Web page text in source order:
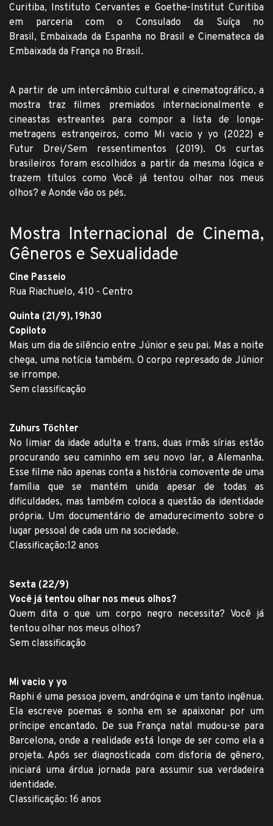
Curitiba, Instituto Cervantes e Goethe-Institut Curitiba
em parceria com o Consulado da Suíça no
Brasil, Embaixada da Espanha no Brasil e Cinemateca da
Embaixada da França no Brasil.
A partir de um intercâmbio cultural e cinematográfico, a
mostra traz filmes premiados internacionalmente e
cineastas estreantes para compor a lista de longa-
metragens estrangeiros, como Mi vacio y yo (2022) e
Futur Drei/Sem ressentimentos (2019). Os curtas
brasileiros foram escolhidos a partir da mesma lógica e
trazem títulos como Você já tentou olhar nos meus
olhos? e Aonde vão os pés.
Mostra Internacional de Cinema,
Gêneros e Sexualidade
Cine Passeio
Rua Riachuelo, 410 - Centro
Quinta (21/9), 19h30
Copiloto
Mais um dia de silêncio entre Júnior e seu pai. Mas a noite
chega, uma notícia também. O corpo represado de Júnior
se irrompe.
Sem classificação
Zuhurs Töchter
No limiar da idade adulta e trans, duas irmãs sírias estão
procurando seu caminho em seu novo lar, a Alemanha.
Esse filme não apenas conta a história comovente de uma
família que se mantém unida apesar de todas as
dificuldades, mas também coloca a questão da identidade
própria. Um documentário de amadurecimento sobre o
lugar pessoal de cada um na sociedade.
Classificação:12 anos
Sexta (22/9)
Você já tentou olhar nos meus olhos?
Quem dita o que um corpo negro necessita? Você já
tentou olhar nos meus olhos?
Sem classificação
Mi vacio y yo
Raphi é uma pessoa jovem, andrógina e um tanto ingênua.
Ela escreve poemas e sonha em se apaixonar por um
príncipe encantado. De sua França natal mudou-se para
Barcelona, onde a realidade está longe de ser como ela a
projeta. Após ser diagnosticada com disforia de gênero,
iniciará uma árdua jornada para assumir sua verdadeira
identidade.
Classificação: 16 anos